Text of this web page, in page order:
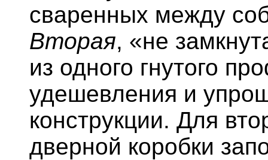
сваренных между
Вторая, «не
из одного гнутого
удешевления и
конструкции. Для
дверной коробки